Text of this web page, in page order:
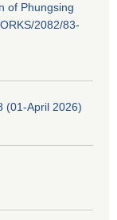
of Phungsing
2082/83-
(01-April 2026)